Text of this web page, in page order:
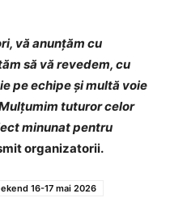
vă anunțăm cu
să vă revedem, cu
pe echipe și multă voie
tuturor celor
minunat pentru
organizatorii.
16-17 mai 2026